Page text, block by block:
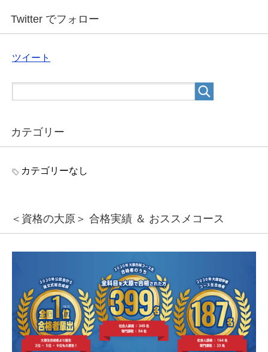
Twitter でフォロー
ツイート
カテゴリー
カテゴリーなし
＜資格の大原＞ 合格実績 ＆ おススメコース